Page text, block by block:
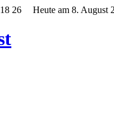
26 Heute am 8. August